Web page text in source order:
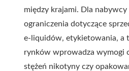
między krajami. Dla nabywcy
ograniczenia dotyczące
e-liquidów, etykietowania, a
rynków wprowadza wymogi
stężeń nikotyny czy